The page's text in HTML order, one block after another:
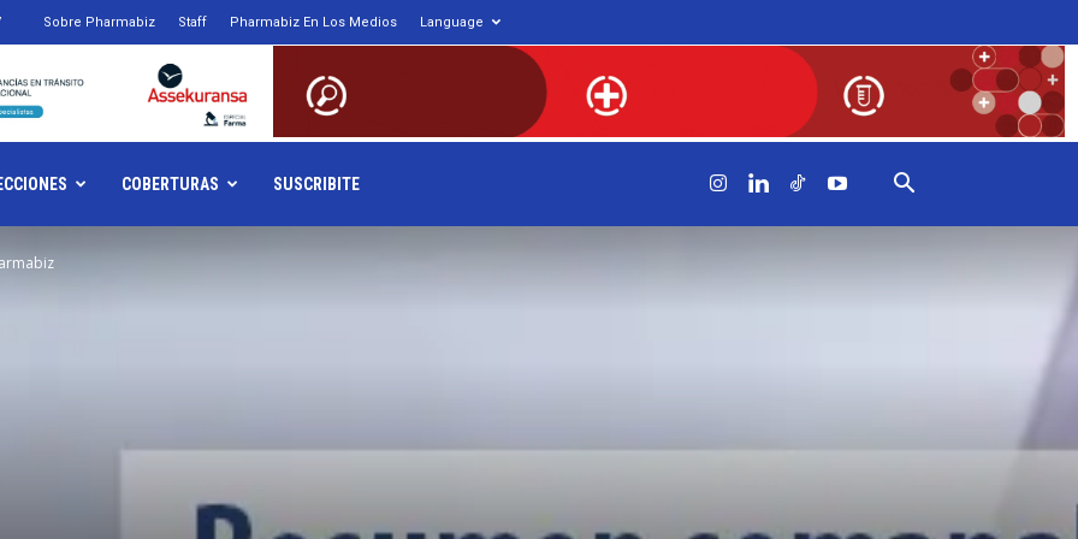
Sobre Pharmabiz Staff Pharmabiz En Los Medios Language
COBERTURAS SUSCRIBITE